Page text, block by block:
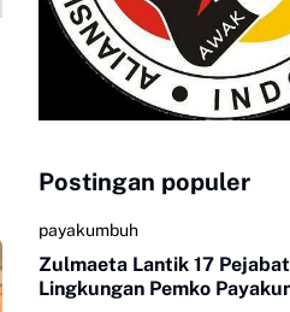
Postingan populer
payakumbuh
Zulmaeta Lantik 17
Lingkungan Pemko